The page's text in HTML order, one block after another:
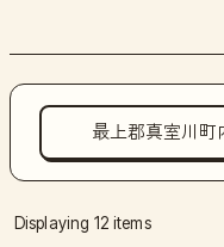
Displaying 12 items